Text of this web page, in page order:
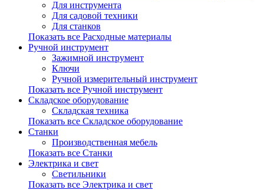
Для инструмента
Для садовой техники
Для станков
Показать все Расходные материалы
Ручной инструмент
Зажимной инструмент
Ключи
Ручной измерительный инструмент
Показать все Ручной инструмент
Складское оборудование
Складская техника
Показать все Складское оборудование
Станки
Производственная мебель
Показать все Станки
Электрика и свет
Светильники
Показать все Электрика и свет